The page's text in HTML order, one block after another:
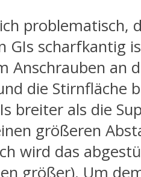
problematisch,
GIs scharfkantig
Anschrauben an
die Stirnfläche
breiter als die
größeren
wird das
größer). Um